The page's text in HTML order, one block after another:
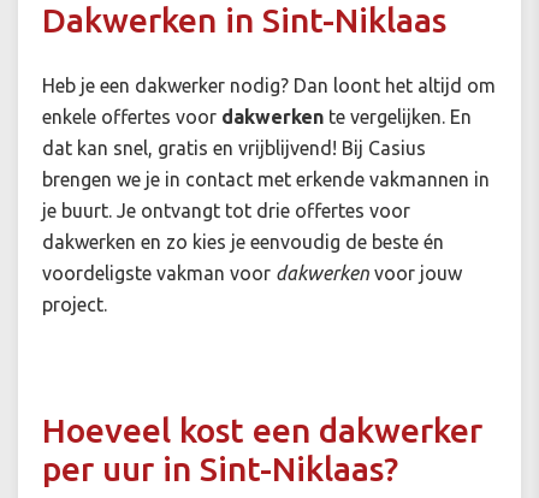
Dakwerken in Sint-Niklaas
Heb je een dakwerker nodig? Dan loont het altijd om
enkele offertes voor dakwerken te vergelijken. En
dat kan snel, gratis en vrijblijvend! Bij Casius
brengen we je in contact met erkende vakmannen in
je buurt. Je ontvangt tot drie offertes voor
dakwerken en zo kies je eenvoudig de beste én
voordeligste vakman voor dakwerken voor jouw
project.
Hoeveel kost een dakwerker
per uur in Sint-Niklaas?